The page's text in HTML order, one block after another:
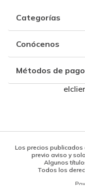
Categorías
Conócenos
Métodos de pago
Los precios
previo aviso y
Algunos
Todos los